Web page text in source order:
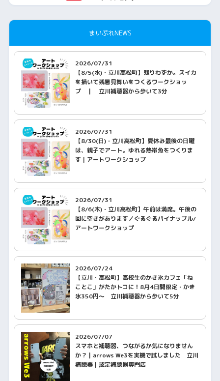
まいぷれNEWS
2026/07/31
【8/5(水)・立川高松町】残りわずか。スイカ
を描いて残暑見舞いをつくるワークショッ
プ ｜ 立川補聴器から歩いて3分
2026/07/31
【8/30(日)・立川高松町】夏休み最後の日曜
は、親子でアート。ゆれる熱帯魚をつくりま
す｜アートワークショップ
2026/07/31
【8/6(木)・立川高松町】午前は満席。午後の
回に空きがあります／ぐるぐるパイナップル/
アートワークショップ
2026/07/24
【立川・高松町】高校生のかき氷カフェ「ね
ことこ」がたかトコに！8月4日間限定・かき
氷350円〜 立川補聴器から歩いて5分
2026/07/07
スマホと補聴器、つながるか気になりません
か？｜arrows We3を実機で試しました 立川
補聴器｜認定補聴器専門店